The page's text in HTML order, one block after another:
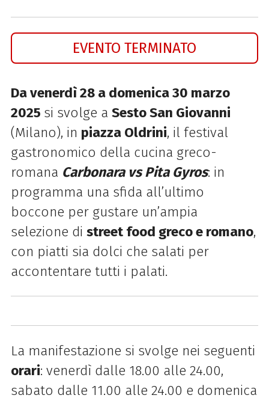
EVENTO TERMINATO
Da venerdì 28 a domenica 30 marzo
2025 si svolge a Sesto San Giovanni
(Milano), in piazza Oldrini, il festival
gastronomico della cucina greco-
romana Carbonara vs Pita Gyros: in
programma una sfida all’ultimo
boccone per gustare un’ampia
selezione di street food greco e romano,
con piatti sia dolci che salati per
accontentare tutti i palati.
La manifestazione si svolge nei seguenti
orari: venerdì dalle 18.00 alle 24.00,
sabato dalle 11.00 alle 24.00 e domenica